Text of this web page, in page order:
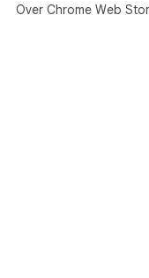
Over Chrome Web